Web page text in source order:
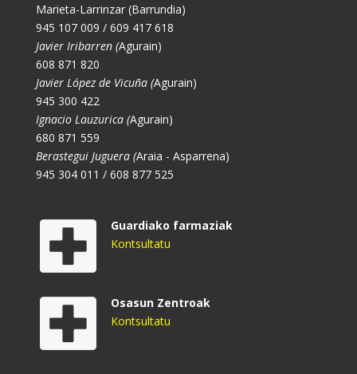
Marieta-Larrinzar (Barrundia)
945 107 009 / 609 417 618
Javier Iribarren (Agurain)
608 871 820
Javier López de Vicuña (Agurain)
945 300 422
Ignacio Lauzurica (Agurain)
680 871 559
Berastegui Juguera (Araia - Asparrena)
945 304 011 / 608 877 525
Guardiako farmaziak
Kontsultatu
Osasun Zentroak
Kontsultatu